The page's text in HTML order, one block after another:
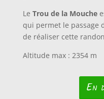
Le Trou de la Mouche
qui permet le passage
de réaliser cette
Altitude max : 2354 m
En